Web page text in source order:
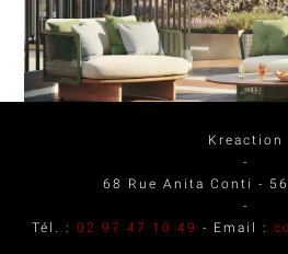
Kreaction
-
68 Rue Anita Conti -
-
Tél. : 02 97 47 10 49 - Email :